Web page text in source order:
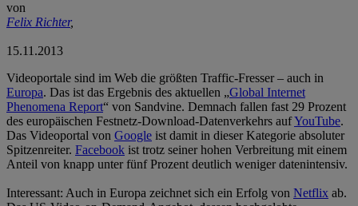
von
Felix Richter,
15.11.2013
Videoportale sind im Web die größten Traffic-Fresser – auch in
Europa. Das ist das Ergebnis des aktuellen „Global Internet
Phenomena Report“ von Sandvine. Demnach fallen fast 29 Prozent
des europäischen Festnetz-Download-Datenverkehrs aufYouTube.
Das Videoportal von Google ist damit in dieser Kategorie absoluter
Spitzenreiter. Facebook ist trotz seiner hohen Verbreitung mit einem
Anteil von knapp unter fünf Prozent deutlich weniger datenintensiv.
Interessant: Auch in Europa zeichnet sich ein Erfolg von Netflix ab.